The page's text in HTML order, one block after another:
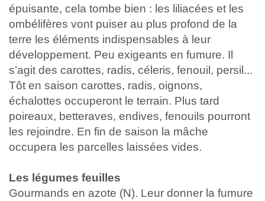
épuisante, cela tombe bien : les liliacées et les
ombélifères vont puiser au plus profond de la
terre les éléments indispensables à leur
développement. Peu exigeants en fumure. Il
s’agit des carottes, radis, céleris, fenouil, persil...
Tôt en saison carottes, radis, oignons,
échalottes occuperont le terrain. Plus tard
poireaux, betteraves, endives, fenouils pourront
les rejoindre. En fin de saison la mâche
occupera les parcelles laissées vides.
Les légumes feuilles
Gourmands en azote (N). Leur donner la fumure